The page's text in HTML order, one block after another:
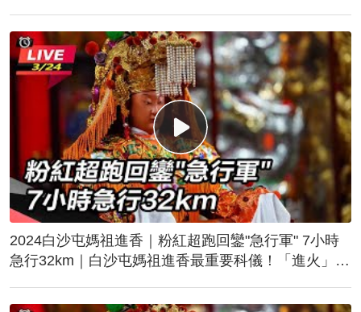
2024白沙屯媽祖進香｜粉紅超跑回鑾"急行軍" 7小時
急行32km｜白沙屯媽祖進香最重要科儀！「進火」儀